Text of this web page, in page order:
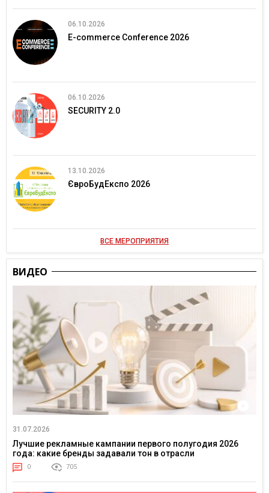
06.10.2026
E-commerce Conference 2026
06.10.2026
SECURITY 2.0
13.10.2026
ЄвроБудЕкспо 2026
ВСЕ МЕРОПРИЯТИЯ
ВИДЕО
31.07.2026
Лучшие рекламные кампании первого полугодия 2026
года: какие бренды задавали тон в отрасли
0 705